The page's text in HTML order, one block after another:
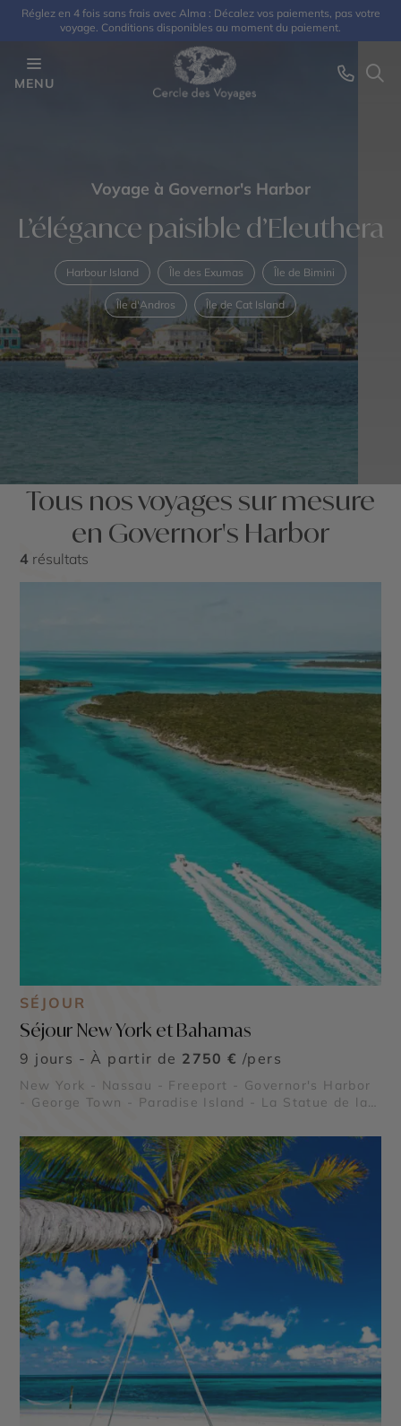
Réglez en 4 fois sans frais avec Alma : Décalez vos paiements, pas votre
voyage. Conditions disponibles au moment du paiement.
MENU
Voyage à Governor's Harbor
L’élégance paisible d’Eleuthera
Harbour Island Île des Exumas Île de Bimini
Île d'Andros Île de Cat Island
Tous nos voyages sur mesure
en Governor's Harbor
4 résultats
SÉJOUR
Séjour New York et Bahamas
9 jours - À partir de 2750 € /pers
New York - Nassau - Freeport - Governor's Harbor
- George Town - Paradise Island - La Statue de la